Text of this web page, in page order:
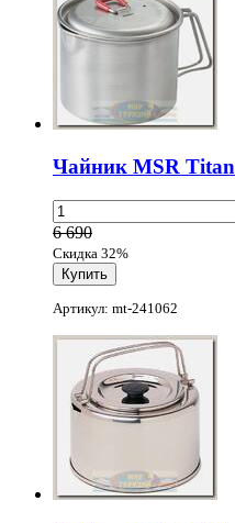
Чайник MSR Titan
6 690
Скидка 32%
Артикул: mt-241062